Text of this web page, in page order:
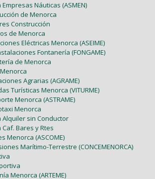
Náuticas (ASMEN)
de Menorca
Construcción
de Menorca
Eléctricas Menorca (ASEIME)
Fontanería (FONGAME)
de Menorca
Agrarias (AGRAME)
Turísticas Menorca (VITURME)
Menorca (ASTRAME)
Menorca
Alquiler sin Conductor
Bares y Rtes
Menorca (ASCOME)
Marítimo-Terrestre (CONCEMENORCA)
Menorca (ARTEME)